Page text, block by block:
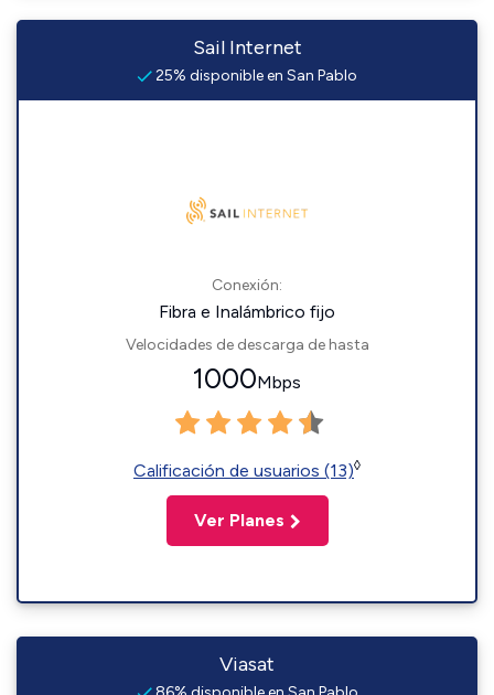
Sail Internet
25% disponible en San Pablo
Conexión:
Fibra e Inalámbrico fijo
Velocidades de descarga de hasta
1000Mbps
Calificación de usuarios (13)◊
Ver Planes
Viasat